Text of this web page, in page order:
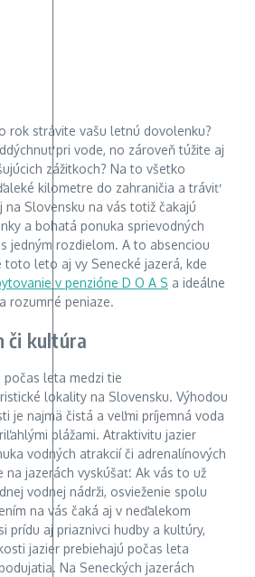
rok strávite vašu letnú dovolenku?
pri vode, no zároveň túžite aj
zážitkoch? Na to všetko
kilometre do zahraničia a tráviť
na Slovensku na vás totiž čakajú
a bohatá ponuka sprievodných
jedným rozdielom. A to absenciou
toto leto aj vy Senecké jazerá, kde
v penzióne D O A S a ideálne
rozumné peniaze.
či kultúra
počas leta medzi tie
lokality na Slovensku. Výhodou
je najmä čistá a veľmi príjemná voda
plážami. Atraktivitu jazier
vodných atrakcií či adrenalínových
jazerách vyskúšať. Ak vás to už
vodnej nádrži, osvieženie spolu
na vás čaká aj v neďalekom
prídu aj priaznivci hudby a kultúry,
jazier prebiehajú počas leta
Na Seneckých jazerách